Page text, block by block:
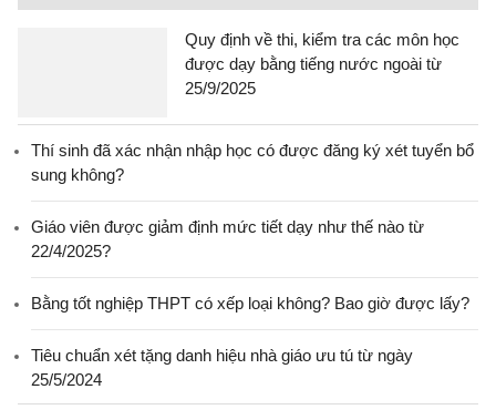
Quy định về thi, kiểm tra các môn học
được dạy bằng tiếng nước ngoài từ
25/9/2025
Thí sinh đã xác nhận nhập học có được đăng ký xét tuyển bổ
sung không?
Giáo viên được giảm định mức tiết dạy như thế nào từ
22/4/2025?
Bằng tốt nghiệp THPT có xếp loại không? Bao giờ được lấy?
Tiêu chuẩn xét tặng danh hiệu nhà giáo ưu tú từ ngày
25/5/2024